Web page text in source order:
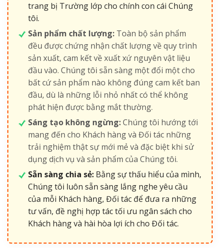
trang bị Trường lớp cho chính con cái Chúng
tôi.
Sản phẩm chất lượng: Toàn bộ sản phẩm
đều được chứng nhận chất lượng về quy trình
sản xuất, cam kết về xuất xứ nguyên vật liệu
đầu vào. Chúng tôi sẵn sàng một đổi một cho
bất cứ sản phẩm nào không đúng cam kết ban
đầu, dù là những lỗi nhỏ nhất có thể không
phát hiện được bằng mắt thường.
Sáng tạo không ngừng:Chúng tôi hướng tới
mang đến cho Khách hàng và Đối tác những
trải nghiệm thật sự mới mẻ và đặc biệt khi sử
dụng dịch vụ và sản phẩm của Chúng tôi.
Sẵn sàng chia sẻ: Bằng sự thấu hiểu của mình,
Chúng tôi luôn sẵn sàng lắng nghe yêu cầu
của mỗi Khách hàng, Đối tác để đưa ra những
tư vấn, đề nghị hợp tác tối ưu ngân sách cho
Khách hàng và hài hòa lợi ích cho Đối tác.